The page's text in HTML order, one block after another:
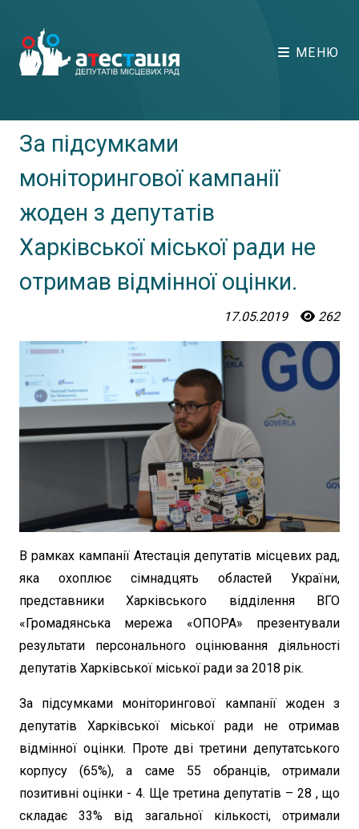
МЕНЮ
За підсумками
моніторингової кампанії
жоден з депутатів
Харківської міської ради не
отримав відмінної оцінки.
17.05.2019 262
В рамках кампанії Атестація депутатів місцевих рад,
яка охоплює сімнадцять областей України,
представники Харківського відділення ВГО
«Громадянська мережа «ОПОРА» презентували
результати персонального оцінювання діяльності
депутатів Харківської міської ради за 2018 рік.
За підсумками моніторингової кампанії жоден з
депутатів Харківської міської ради не отримав
відмінної оцінки. Проте дві третини депутатського
корпусу (65%), а саме 55 обранців, отримали
позитивні оцінки - 4. Ще третина депутатів – 28 , що
складає 33% від загальної кількості, отримали